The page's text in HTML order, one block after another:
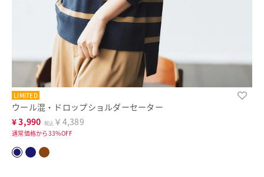
LIMITED
ウール混・ドロップショルダーセーター
¥3,990 税込 ￥4,389
通常価格から33%OFF